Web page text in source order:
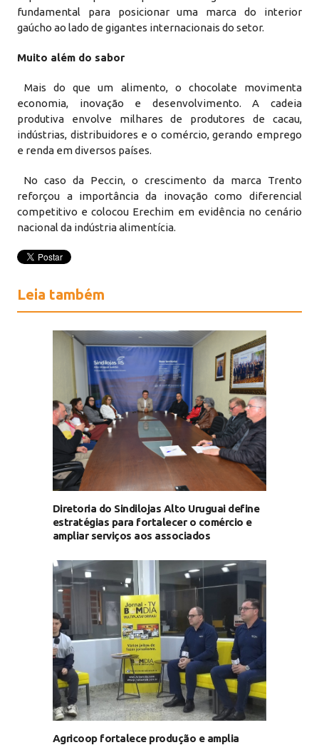
fundamental para posicionar uma marca do interior
gaúcho ao lado de gigantes internacionais do setor.
Muito além do sabor
Mais do que um alimento, o chocolate movimenta
economia, inovação e desenvolvimento. A cadeia
produtiva envolve milhares de produtores de cacau,
indústrias, distribuidores e o comércio, gerando emprego
e renda em diversos países.
No caso da Peccin, o crescimento da marca Trento
reforçou a importância da inovação como diferencial
competitivo e colocou Erechim em evidência no cenário
nacional da indústria alimentícia.
Leia também
Diretoria do Sindilojas Alto Uruguai define
estratégias para fortalecer o comércio e
ampliar serviços aos associados
Agricoop fortalece produção e amplia